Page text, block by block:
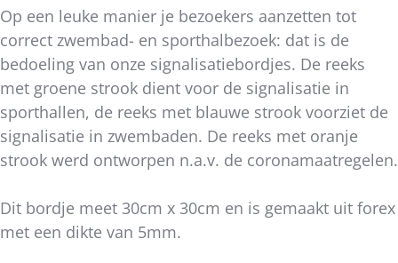
Op een leuke manier je bezoekers aanzetten tot
correct zwembad- en sporthalbezoek: dat is de
bedoeling van onze signalisatiebordjes. De reeks
met groene strook dient voor de signalisatie in
sporthallen, de reeks met blauwe strook voorziet de
signalisatie in zwembaden. De reeks met oranje
strook werd ontworpen n.a.v. de coronamaatregelen.
Dit bordje meet 30cm x 30cm en is gemaakt uit forex
met een dikte van 5mm.